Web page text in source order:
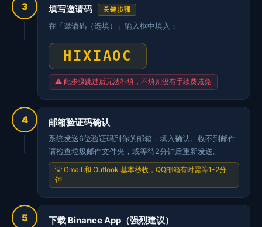
3 填写邀请码 关键步骤
在「邀请码（选填）」输入框中填入：
HIXIAOC
⚠️ 此步骤跳过后无法补填，不填则没有手续费减免
4 邮箱验证码确认
系统发送6位验证码到你的邮箱，填入确认。收不到邮件
请检查垃圾邮件文件夹，或等待2分钟后重新发送。
💡 Gmail 和 Outlook 基本秒收，QQ邮箱有时需等1-2分
钟
5 下载 Binance App（强烈建议）